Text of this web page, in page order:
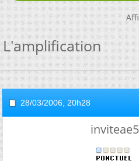
L'amplification
28/03/2006, 20h28